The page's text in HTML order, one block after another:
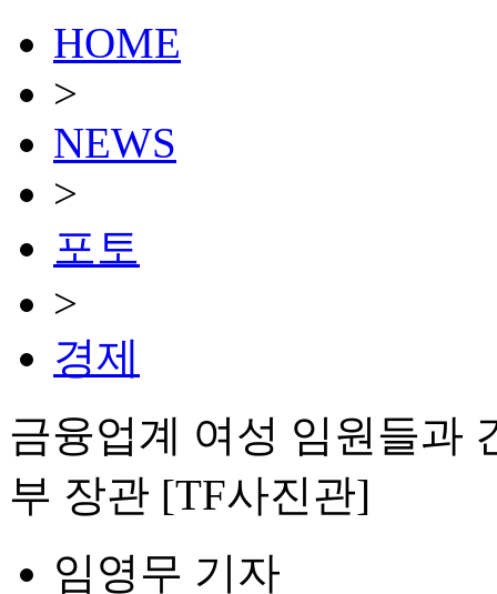
HOME
>
NEWS
>
포토
>
경제
금융업계 여성 임원들과
부 장관 [TF사진관]
임영무 기자